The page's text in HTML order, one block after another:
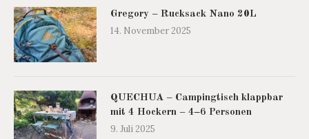
Gregory – Rucksack Nano 20L
14. November 2025
QUECHUA – Campingtisch klappbar
mit 4 Hockern – 4‒6 Personen
9. Juli 2025